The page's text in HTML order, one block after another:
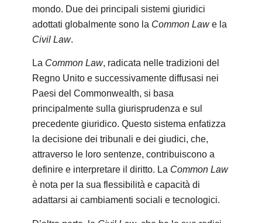
mondo. Due dei principali sistemi giuridici
adottati globalmente sono la Common Lawe la
Civil Law.
La Common Law, radicata nelle tradizioni del
Regno Unito e successivamente diffusasi nei
Paesi del Commonwealth, si basa
principalmente sulla giurisprudenza e sul
precedente giuridico. Questo sistema enfatizza
la decisione dei tribunali e dei giudici, che,
attraverso le loro sentenze, contribuiscono a
definire e interpretare il diritto. La Common Law
è nota per la sua flessibilità e capacità di
adattarsi ai cambiamenti sociali e tecnologici.